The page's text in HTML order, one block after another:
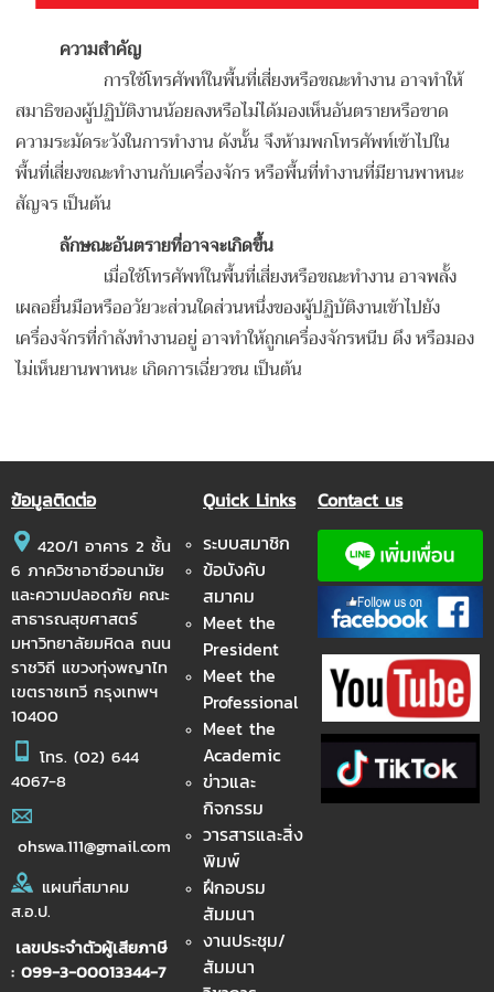
ความสำคัญ
การใช้โทรศัพท์ในพื้นที่เสี่ยงหรือขณะทำงาน อาจทำให้
สมาธิของผู้ปฏิบัติงานน้อยลงหรือไม่ได้มองเห็นอันตรายหรือขาด
ความระมัดระวังในการทำงาน ดังนั้น จึงห้ามพกโทรศัพท์เข้าไปใน
พื้นที่เสี่ยงขณะทำงานกับเครื่องจักร หรือพื้นที่ทำงานที่มียานพาหนะ
สัญจร เป็นต้น
ลักษณะอันตรายที่อาจจะเกิดขึ้น
เมื่อใช้โทรศัพท์ในพื้นที่เสี่ยงหรือขณะทำงาน อาจพลั้ง
เผลอยื่นมือหรืออวัยวะส่วนใดส่วนหนึ่งของผู้ปฏิบัติงานเข้าไปยัง
เครื่องจักรที่กำลังทำงานอยู่ อาจทำให้ถูกเครื่องจักรหนีบ ดึง หรือมอง
ไม่เห็นยานพาหนะ เกิดการเฉี่ยวชน เป็นต้น
ข้อมูลติดต่อ
420/1 อาคาร 2 ชั้น
6 ภาควิชาอาชีวอนามัย
และความปลอดภัย คณะ
สาธารณสุขศาสตร์
มหาวิทยาลัยมหิดล ถนน
ราชวิถี แขวงทุ่งพญาไท
เขตราชเทวี กรุงเทพฯ
10400
โทร. (02) 644
4067-8
ohswa.111@gmail.com
แผนที่สมาคม
ส.อ.ป.
เลขประจำตัวผู้เสียภาษี
: 099-3-00013344-7
Quick Links
ระบบสมาชิก
ข้อบังคับ
สมาคม
Meet the
President
Meet the
Professional
Meet the
Academic
ข่าวและ
กิจกรรม
วารสารและสิ่ง
พิมพ์
ฝึกอบรม
สัมมนา
งานประชุม/
สัมมนา
Contact us